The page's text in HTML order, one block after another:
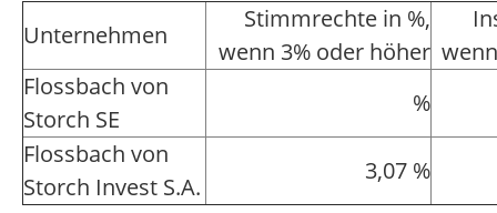
Unternehmen
Stimmrechte in %,
wenn 3% oder höher
Flossbach von
Storch SE
%
Flossbach von
Storch Invest S.A.
3,07 %